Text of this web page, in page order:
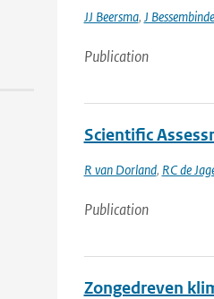
JJ Beersma, J
Publication
Scientific
R van Dorland, RC de
Publication
Zongedreven